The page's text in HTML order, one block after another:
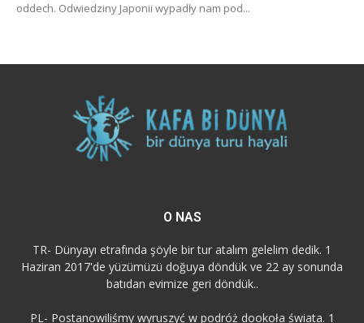
oddech. Odwiedziny Japonii wypadły nam pod...
O NAS
TR- Dünyayı etrafında şöyle bir tur atalım gelelim dedik. 1
Haziran 2017'de yüzümüzü doğuya döndük ve 22 ay sonunda
batıdan evimize geri döndük..
PL- Postanowiliśmy wyruszyć w podróż dookoła świata. 1